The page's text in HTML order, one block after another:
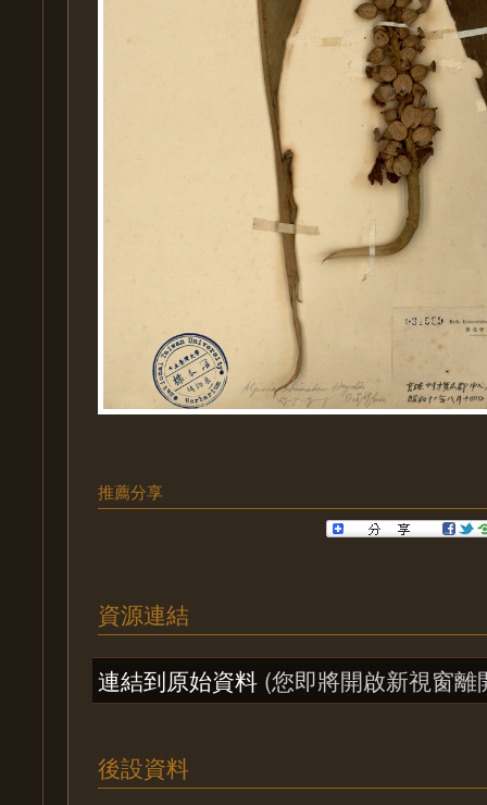
推薦分享
資源連結
連結到原始資料 (您即將開啟新視窗離
後設資料